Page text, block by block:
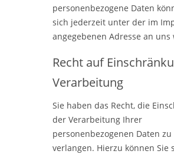
personenbezogene Daten
sich jederzeit unter der im
angegebenen Adresse an uns
Recht auf
Verarbeitung
Sie haben das Recht, die
der Verarbeitung Ihrer
personenbezogenen Daten zu
verlangen. Hierzu können Sie